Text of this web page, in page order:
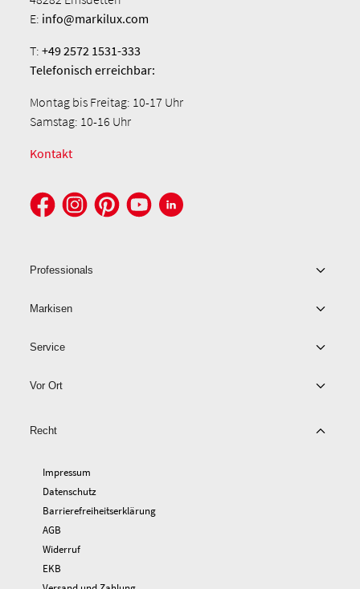
E: info@markilux.com
T:+49 2572 1531-333
Telefonisch erreichbar:
Montag bis Freitag: 10-17 Uhr
Samstag: 10-16 Uhr
Kontakt
Professionals
Markisen
Service
Vor Ort
Recht
Impressum
Datenschutz
Barrierefreiheitserklärung
AGB
Widerruf
EKB